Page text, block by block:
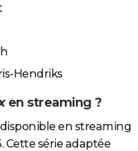
Hendriks
en streaming ?
en streaming
Cette série adaptée